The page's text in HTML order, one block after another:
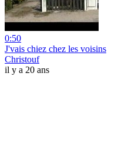
0:50
J'vais chiez chez les voisins
Christouf
il y a 20 ans